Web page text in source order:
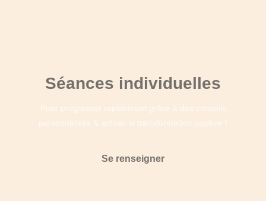
Séances individuelles
Pour progresser rapidement grâce à des conseils
personnalisés & activer la transformation positive !
Se renseigner